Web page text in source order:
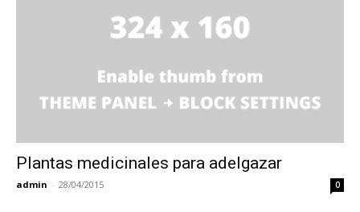
Plantas medicinales para adelgazar
admin - 28/04/2015 0